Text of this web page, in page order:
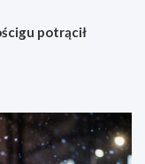
potrącił